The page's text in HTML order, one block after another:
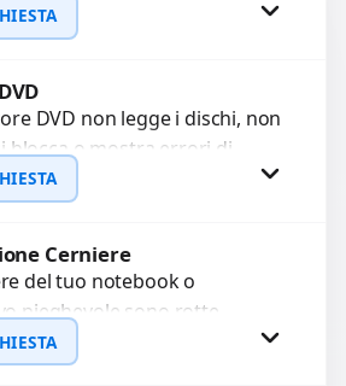
impossibilità di collegare cuffie
Richiedi Preventivo
WhatsApp
DVD non legge i dischi, non
blocca o mostra errori di
Ripariamo o...
Richiedi Preventivo
WhatsApp
Cerniere
del tuo notebook o
pieghevole sono rotte,
o bloccate? Ripariamo o
cerniere difettose con